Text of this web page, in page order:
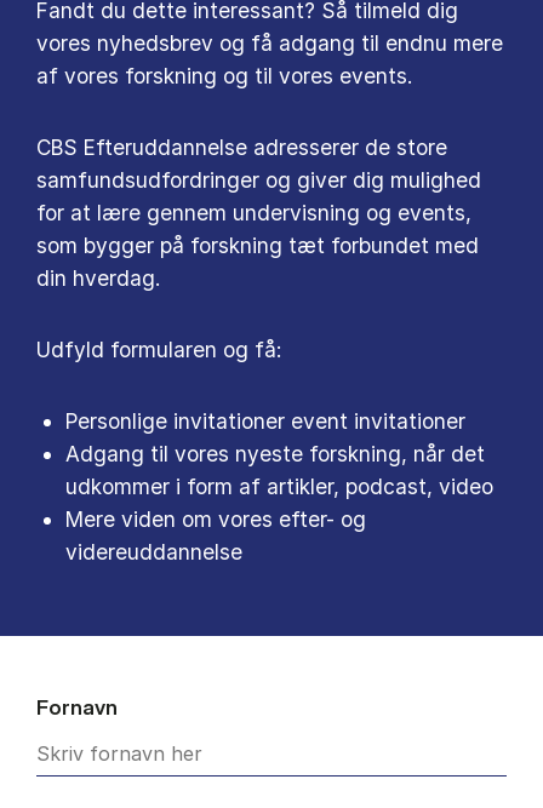
Fandt du dette interessant? Så tilmeld dig
vores nyhedsbrev og få adgang til endnu mere
af vores forskning og til vores events.
CBS Efteruddannelse adresserer de store
samfundsudfordringer og giver dig mulighed
for at lære gennem undervisning og events,
som bygger på forskning tæt forbundet med
din hverdag.
Udfyld formularen og få:
Personlige invitationer event invitationer
Adgang til vores nyeste forskning, når det
udkommer i form af artikler, podcast, video
Mere viden om vores efter- og
videreuddannelse
Fornavn